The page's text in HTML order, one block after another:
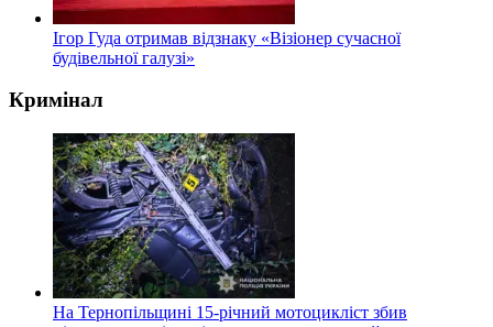
Ігор Гуда отримав відзнаку «Візіонер сучасної
будівельної галузі»
Кримінал
На Тернопільщині 15-річний мотоцикліст збив